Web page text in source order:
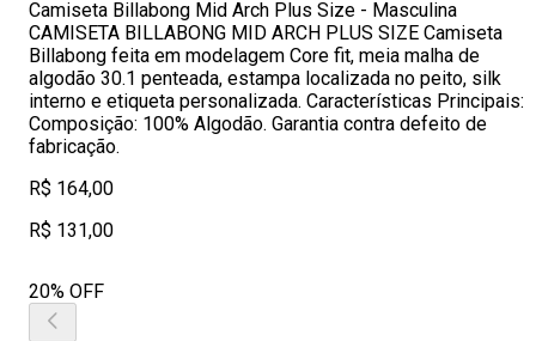
Camiseta Billabong Mid Arch Plus Size - Masculina
CAMISETA BILLABONG MID ARCH PLUS SIZE Camiseta
Billabong feita em modelagem Core fit, meia malha de
algodão 30.1 penteada, estampa localizada no peito, silk
interno e etiqueta personalizada. Características Principais:
Composição: 100% Algodão. Garantia contra defeito de
fabricação.
R$ 164,00
R$ 131,00
20% OFF